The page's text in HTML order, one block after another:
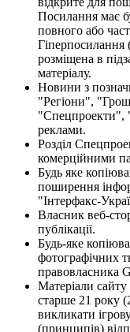
Посилання має
повного або
Гіперпосилання
розміщена в
матеріалу.
Новини з
"Регіони",
"Спецпроекти",
реклами.
Розділ
комерційними
Будь яке
поширення
"Інтерфакс-
Власник веб-
публікації.
Будь-яке
фотографічних
правовласника
Матеріали сайту
старше 21 року
викликати
(принципів)